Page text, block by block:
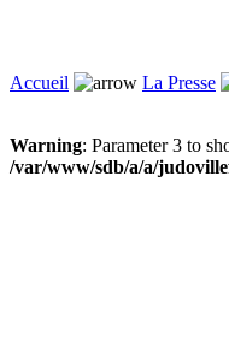
Accueil La Presse
Warning: Parameter 3 to
/var/www/sdb/a/a/